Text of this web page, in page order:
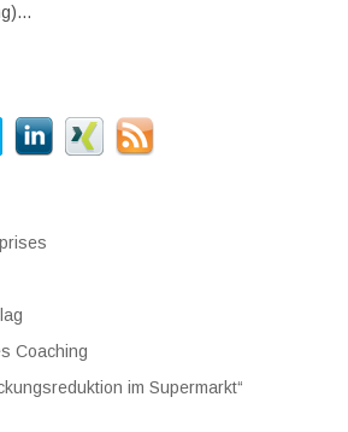
Coaching
im Supermarkt“